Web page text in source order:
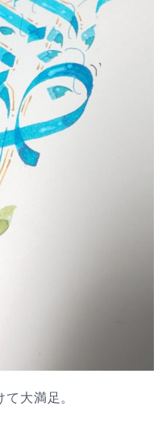
大満足。